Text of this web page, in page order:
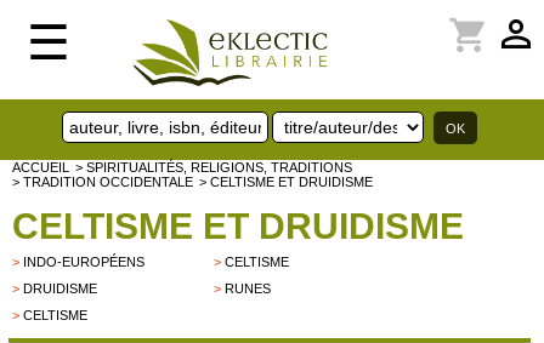
☰ perm_identity
shopping_cart
ACCUEIL
> SPIRITUALITÉS, RELIGIONS, TRADITIONS
> TRADITION OCCIDENTALE > CELTISME ET DRUIDISME
CELTISME ET DRUIDISME
> INDO-EUROPÉENS >CELTISME
> DRUIDISME >RUNES
> CELTISME